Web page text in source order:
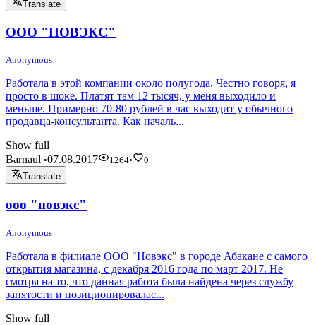
Translate
ООО "НОВЭКС"
Anonymous
Работала в этой компании около полугода. Честно говоря, я
просто в шоке. Платят там 12 тысяч, у меня выходило и
меньше. Примерно 70-80 рублей в час выходит у обычного
продавца-консультанта. Как началь...
Show full
Barnaul •07.08.2017 1264•
0
Translate
ооо "новэкс"
Anonymous
Работала в филиале ООО "Новэкс" в городе Абакане с самого
открытия магазина, с декабря 2016 года по март 2017. Не
смотря на то, что данная работа была найдена через службу
занятости и позиционировалас...
Show full